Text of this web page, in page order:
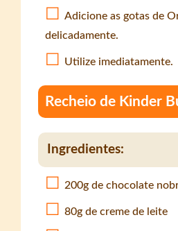
Adicione as gotas de
delicadamente.
Utilize imediatamente.
Recheio de Kinder
Ingredientes:
200g de chocolate
80g de creme de leite